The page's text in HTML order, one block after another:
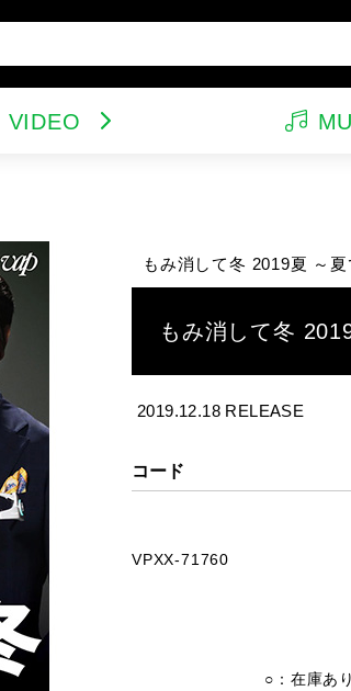
VIDEO
ルパン三世
スポーツ・格闘技
もみ消して冬 2019夏 ～
もみ消して冬
2019.12.18 RELEASE
コード
VPXX-71760
○：在庫あ